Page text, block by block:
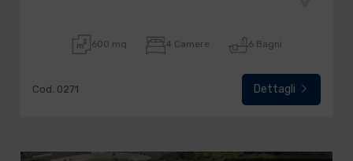
600 mq 4 Camere 6 Bagni
Cod. 0271 Dettagli